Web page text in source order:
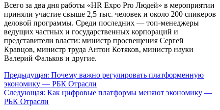
Всего за два дня работы «HR Expo Pro Людей» в мероприятии
приняли участие свыше 2,5 тыс. человек и около 200 спикеров
деловой программы. Среди последних — топ-менеджеры
ведущих частных и государственных корпораций и
представители власти: министр просвещения Сергей
Кравцов, министр труда Антон Котяков, министр науки
Валерий Фальков и другие.
Навигация
по
записям
Предыдущая: Почему важно регулировать платформенную
экономику — РБК Отрасли
Следующая: Как цифровые платформы меняют экономику —
РБК Отрасли